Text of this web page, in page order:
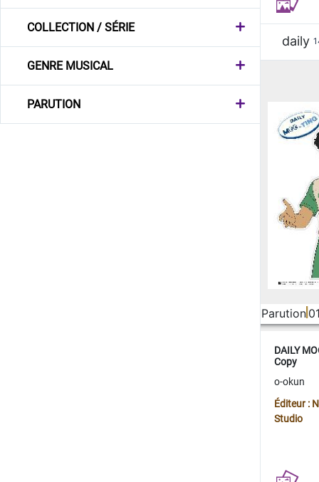
COLLECTION / SÉRIE
GENRE MUSICAL
PARUTION
daily
Parution
DAILY
Copy
o-okun
Éditeur :
Studio